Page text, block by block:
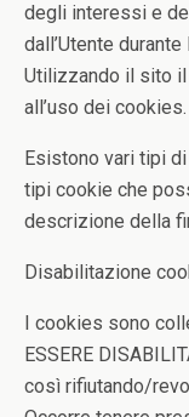
degli interessi e
dall’Utente
Utilizzando il sito
all’uso dei cookies.
Esistono vari tipi
tipi cookie che
descrizione della
Disabilitazione
I cookies sono
ESSERE
così rifiutando/